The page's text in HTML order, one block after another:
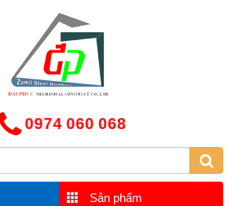
0974 060 068
Sản phẩm